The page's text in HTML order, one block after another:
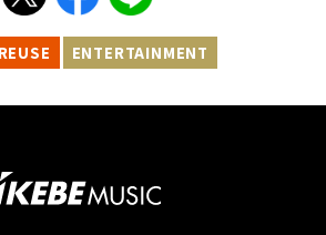
REUSE ENTERTAINMENT